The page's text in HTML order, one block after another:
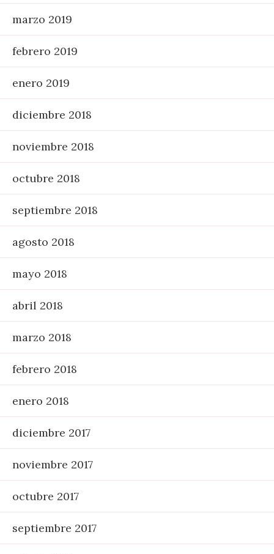
marzo 2019
febrero 2019
enero 2019
diciembre 2018
noviembre 2018
octubre 2018
septiembre 2018
agosto 2018
mayo 2018
abril 2018
marzo 2018
febrero 2018
enero 2018
diciembre 2017
noviembre 2017
octubre 2017
septiembre 2017